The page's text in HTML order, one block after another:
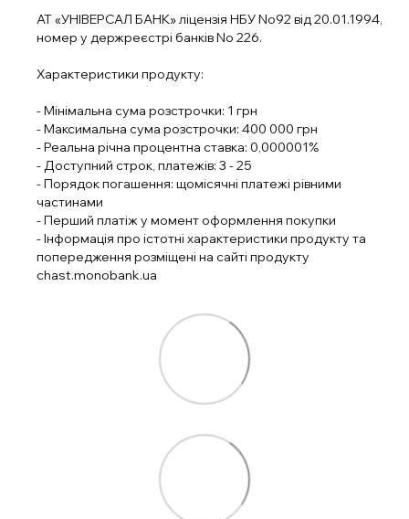
АТ «УНІВЕРСАЛ БАНК» ліцензія НБУ No92 від 20.01.1994,
номер у держреєстрі банків No 226.
Характеристики продукту:
- Мінімальна сума розстрочки: 1 грн
- Максимальна сума розстрочки: 400 000 грн
- Реальна річна процентна ставка: 0,000001%
- Доступний строк, платежів: 3 - 25
- Порядок погашення: щомісячні платежі рівними
частинами
- Перший платіж у момент оформлення покупки
- Інформація про істотні характеристики продукту та
попередження розміщені на сайті продукту
chast.monobank.ua